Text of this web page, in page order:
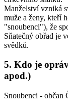
Manželství vzniká
muže a ženy, kteří
"snoubenci"), že
Sňatečný obřad je
svědků.
5. Kdo je
apod.)
Snoubenci - občan